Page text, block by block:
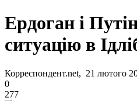
Ердоган і
ситуацію в
Корреспондент.net, 21 лютого
0
277